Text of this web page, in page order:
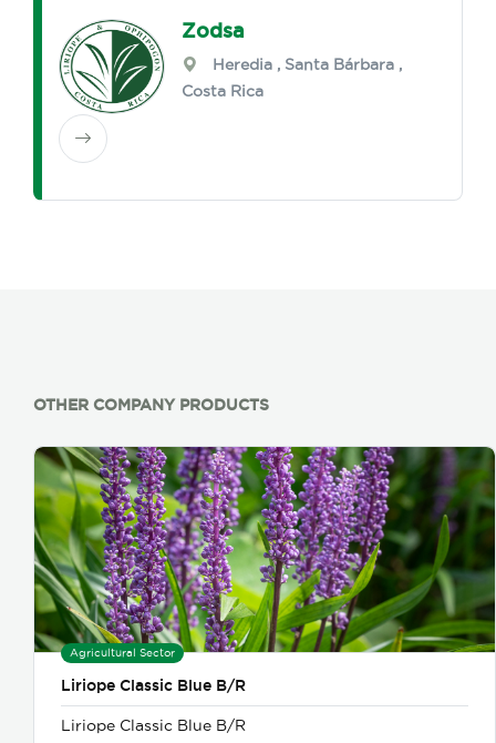
Zodsa
Heredia , Santa Bárbara ,
Costa Rica
OTHER COMPANY PRODUCTS
Agricultural Sector
Liriope Classic Blue B/R
Liriope Classic Blue B/R